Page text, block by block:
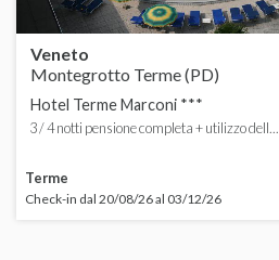
Veneto
Montegrotto Terme (PD)
Hotel Terme Marconi ***
3 / 4 notti pensione completa + utilizzo dell...
Terme
Check-in dal 20/08/26 al 03/12/26